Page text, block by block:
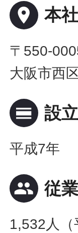
place 本
〒550-
大阪市西
calendar_view_day 設立
平成7年
people 従
1,532人